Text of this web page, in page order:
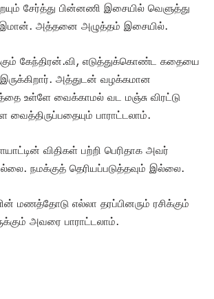
சேர்த்து பின்னணி இசையில் வெளுத்து
இமான். அத்தனை அழுத்தம் இசையில்.
கேந்திரன்.வி, எடுத்துக்கொண்ட கதையை
அத்துடன் வழக்கமான
உள்ளே வைக்காமல் வட மஞ்சு விரட்டு
பாராட்டலாம்.
விதிகள் பற்றி பெரிதாக அவர்
நமக்குத் தெரியப்படுத்தவும் இல்லை.
மணத்தோடு எல்லா தரப்பினரும் ரசிக்கும்
அவரை பாராட்டலாம்.